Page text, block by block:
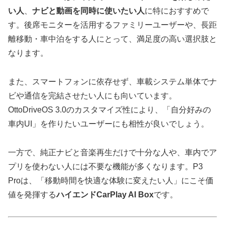
い人
ナビと動画を同時に使いたい人に特におすすめで
す。後席モニターを活用するファミリーユーザーや、長距
離移動・車中泊をする人にとって、満足度の高い選択肢と
なります。
また、スマートフォンに依存せず、車載システム単体でナ
ビや通信を完結させたい人にも向いています。
OttoDriveOS 3.0のカスタマイズ性により、「自分好みの
車内UI」を作りたいユーザーにも相性が良いでしょう。
一方で、純正ナビと音楽再生だけで十分な人や、車内でア
プリを使わない人には不要な機能が多くなります。P3
Proは、「移動時間を快適な体験に変えたい人」にこそ価
値を発揮するハイエンドCarPlay AI Boxです。